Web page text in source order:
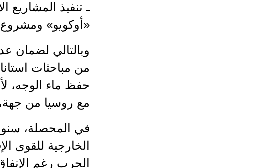
ـ تنفيذ المشاريع
«أوكويو» ومشروع
وبالتالي لضمان
من مباحثات
حفظ ماء الوجه،
مع روسيا من
في المحصلة،
الخارجية للقوى
الحرب رغم